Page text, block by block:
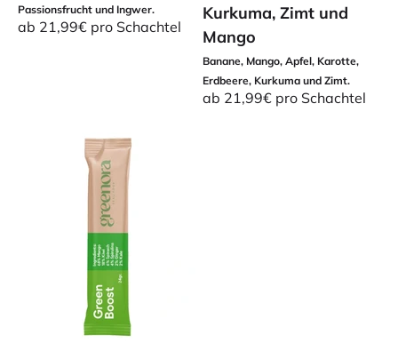
Passionsfrucht und Ingwer.
Angebot
ab 21,99€ pro Schachtel
Kurkuma, Zimt und
Mango
Banane, Mango, Apfel, Karotte,
Erdbeere, Kurkuma und Zimt.
Angebot
ab 21,99€ pro Schachtel